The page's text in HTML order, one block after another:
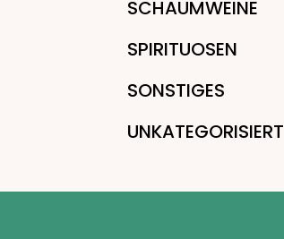
SCHAUMWEINE
SPIRITUOSEN
SONSTIGES
UNKATEGORISIERT